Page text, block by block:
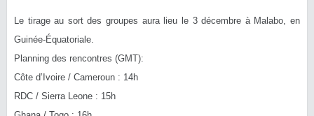
Le tirage au sort des groupes aura lieu le 3 décembre à Malabo, en
Guinée-Équatoriale.
Planning des rencontres (GMT):
Côte d’Ivoire / Cameroun : 14h
RDC / Sierra Leone : 15h